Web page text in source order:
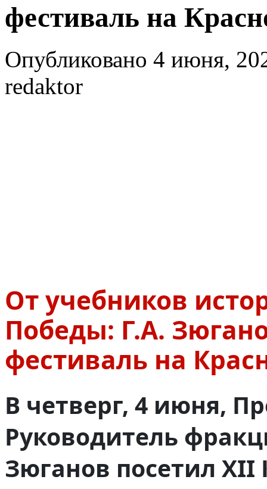
фестиваль на
Опубликовано 4 июня,
redaktor
От учебников
Победы: Г.А.
фестиваль на
В четверг, 4 июня,
Руководитель
Зюганов посетил